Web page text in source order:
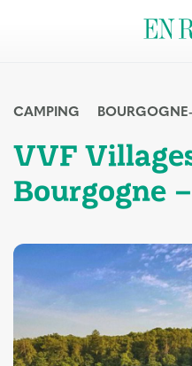
CAMPING
VVF
Bourgogne